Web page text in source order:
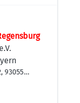
93055